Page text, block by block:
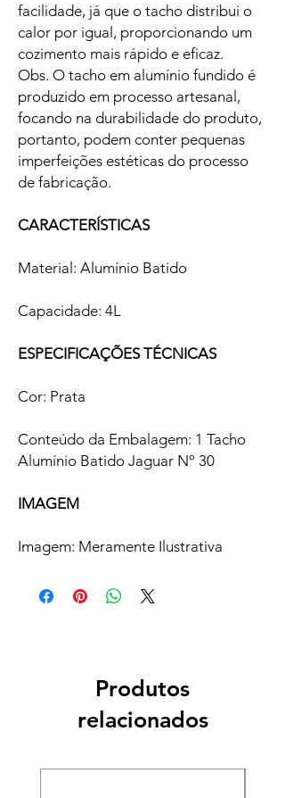
facilidade, já que o tacho distribui o
calor por igual, proporcionando um
cozimento mais rápido e eficaz.
Obs. O tacho em alumínio fundido é
produzido em processo artesanal,
focando na durabilidade do produto,
portanto, podem conter pequenas
imperfeições estéticas do processo
de fabricação.
CARACTERÍSTICAS
Material: Alumínio Batido
Capacidade: 4L
ESPECIFICAÇÕES TÉCNICAS
Cor: Prata
Conteúdo da Embalagem: 1 Tacho
Alumínio Batido Jaguar Nº 30
IMAGEM
Imagem: Meramente Ilustrativa
Produtos
relacionados